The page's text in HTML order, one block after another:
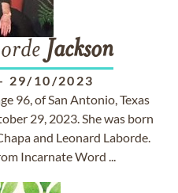
Jackson
29/10/2023
96, of San Antonio, Texas
29, 2023. She was born
and Leonard Laborde.
Incarnate Word ...